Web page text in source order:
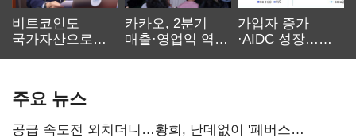
비트코인도
국가자산으로…'
카카오, 2분기
매출·영업익 역대
가입자 증가
·AIDC 성장…
주요 뉴스
공급 속도전 외치더니…황희, 난데없이 '폐버스